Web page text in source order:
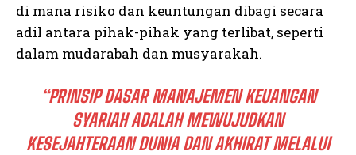
di mana risiko dan keuntungan dibagi secara
adil antara pihak-pihak yang terlibat, seperti
dalam mudarabah dan musyarakah.
“PRINSIP DASAR MANAJEMEN KEUANGAN
SYARIAH ADALAH MEWUJUDKAN
KESEJAHTERAAN DUNIA DAN AKHIRAT MELALUI